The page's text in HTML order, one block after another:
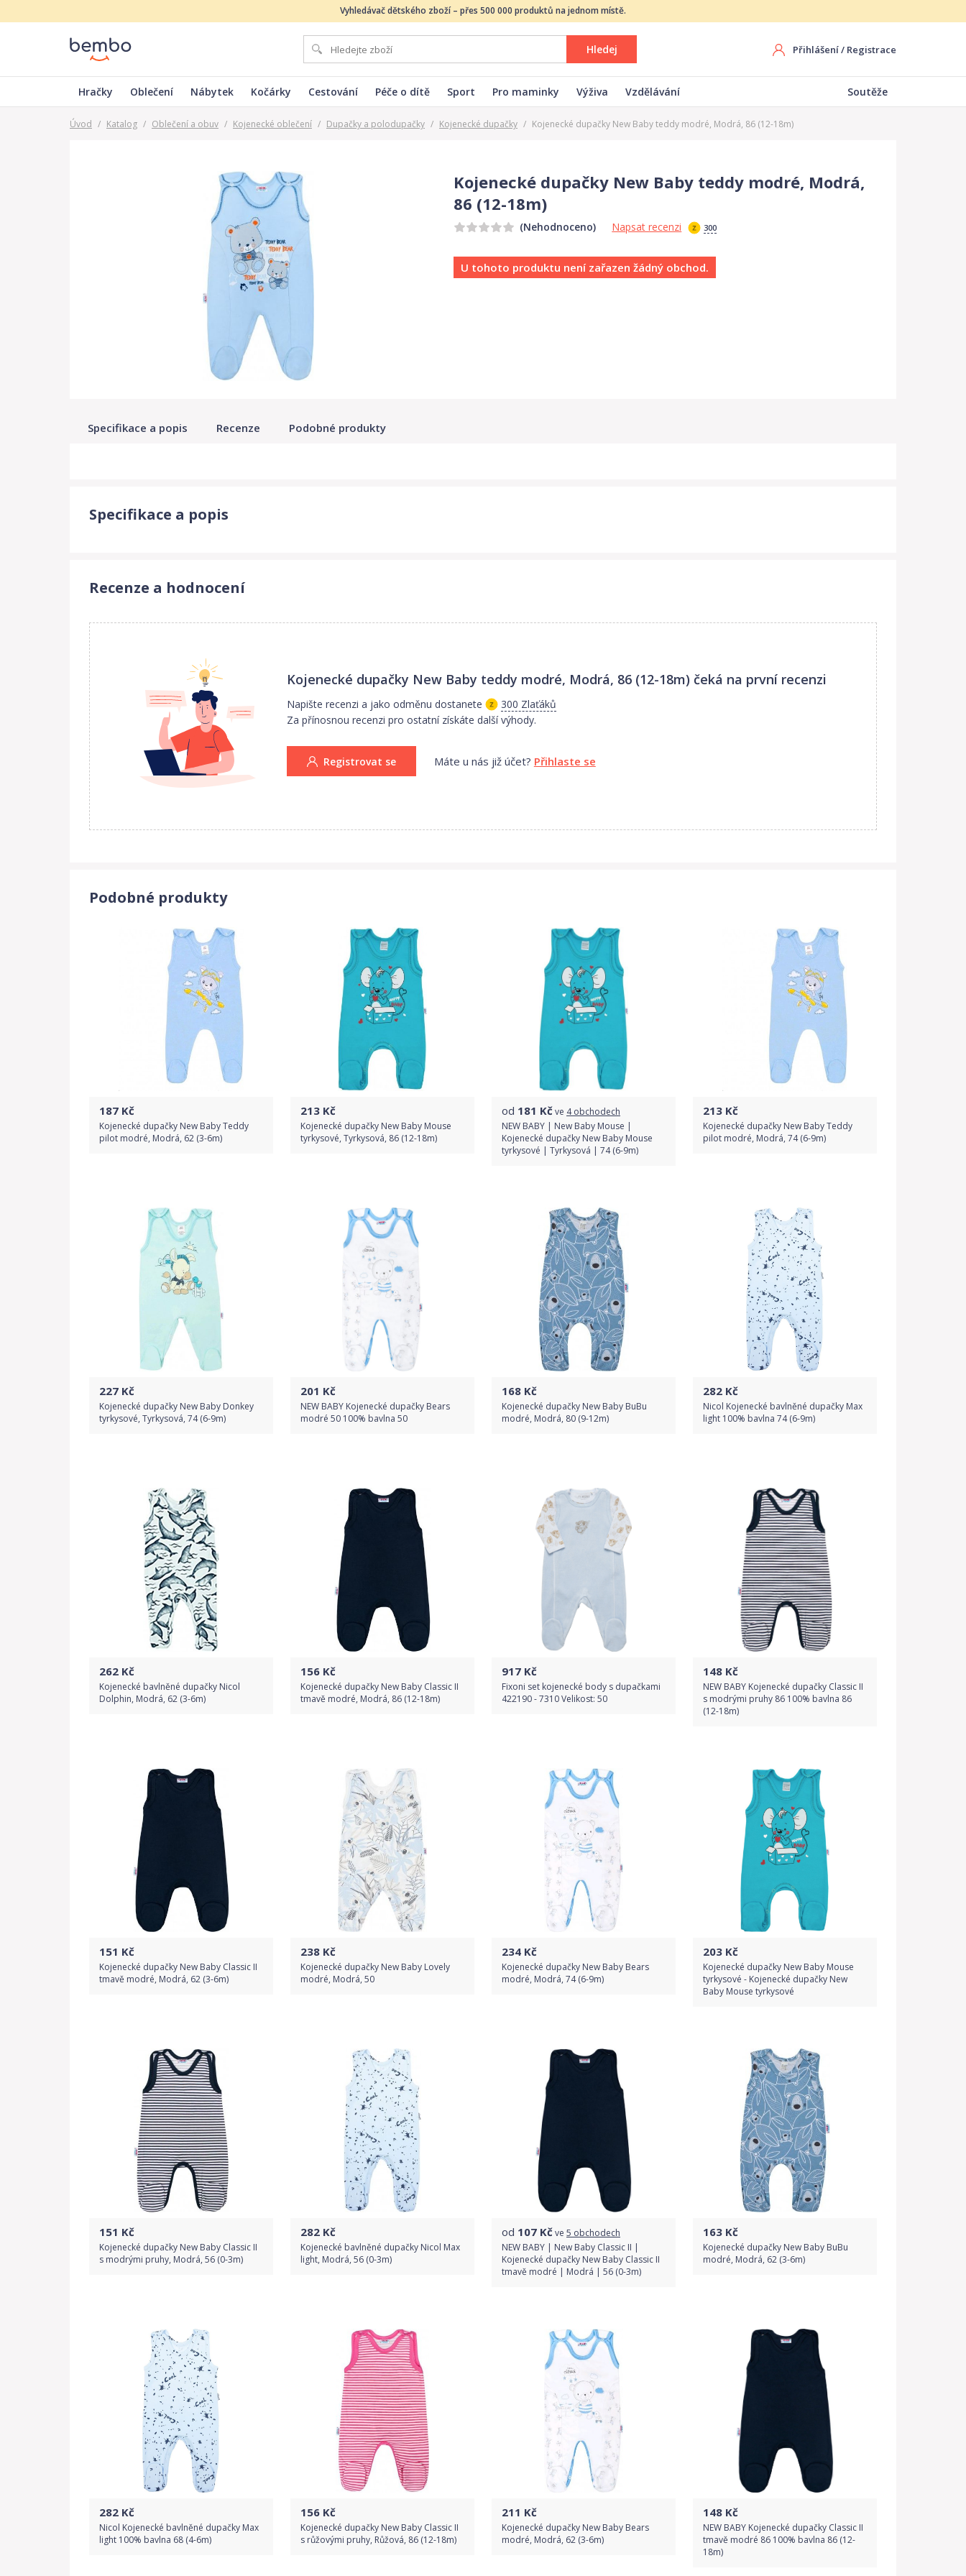
Vyhledávač dětského zboží – přes 500 000 produktů na jednom místě.
Hledej Přihlášení/ Registrace
Hračky Oblečení Nábytek Kočárky Cestování Péče o dítě Sport Pro maminky Výživa Vzdělávání Soutěže
Úvod / Katalog / Oblečení a obuv / Kojenecké oblečení / Dupačky a polodupačky / Kojenecké dupačky / Kojenecké dupačky New Baby teddy modré, Modrá, 86 (12-18m)
Kojenecké dupačky New Baby teddy modré, Modrá,
86 (12-18m)
(Nehodnoceno) Napsat recenzi 300
U tohoto produktu není zařazen žádný obchod.
Specifikace a popis Recenze Podobné produkty
Specifikace a popis
Recenze a hodnocení
Kojenecké dupačky New Baby teddy modré, Modrá, 86 (12-18m) čeká na první recenzi
Napište recenzi a jako odměnu dostanete
300 Zlaťáků
Za přínosnou recenzi pro ostatní získáte další výhody.
Registrovat se Máte u nás již účet? Přihlaste se
Podobné produkty
187 Kč
Kojenecké dupačky New Baby Teddy
pilot modré, Modrá, 62 (3-6m)
Detail produktu
213 Kč
Kojenecké dupačky New Baby Mouse
tyrkysové, Tyrkysová, 86 (12-18m)
Detail produktu
od 181 Kčve 4 obchodech
NEW BABY | New Baby Mouse |
Kojenecké dupačky New Baby Mouse
tyrkysové | Tyrkysová | 74 (6-9m)
213 Kč
Kojenecké dupačky New Baby Teddy
pilot modré, Modrá, 74 (6-9m)
Detail produktu
227 Kč
Kojenecké dupačky New Baby Donkey
tyrkysové, Tyrkysová, 74 (6-9m)
Detail produktu
201 Kč
NEW BABY Kojenecké dupačky Bears
modré 50 100% bavlna 50
Detail produktu
168 Kč
Kojenecké dupačky New Baby BuBu
modré, Modrá, 80 (9-12m)
Detail produktu
282 Kč
Nicol Kojenecké bavlněné dupačky Max
light 100% bavlna 74 (6-9m)
Detail produktu
262 Kč
Kojenecké bavlněné dupačky Nicol
Dolphin, Modrá, 62 (3-6m)
Detail produktu
156 Kč
Kojenecké dupačky New Baby Classic II
tmavě modré, Modrá, 86 (12-18m)
Detail produktu
917 Kč
Fixoni set kojenecké body s dupačkami
422190 - 7310 Velikost: 50
Detail produktu
148 Kč
NEW BABY Kojenecké dupačky Classic II
s modrými pruhy 86 100% bavlna 86
(12-18m)
Detail produktu
151 Kč
Kojenecké dupačky New Baby Classic II
tmavě modré, Modrá, 62 (3-6m)
Detail produktu
238 Kč
Kojenecké dupačky New Baby Lovely
modré, Modrá, 50
Detail produktu
234 Kč
Kojenecké dupačky New Baby Bears
modré, Modrá, 74 (6-9m)
Detail produktu
203 Kč
Kojenecké dupačky New Baby Mouse
tyrkysové - Kojenecké dupačky New
Baby Mouse tyrkysové
Detail produktu
151 Kč
Kojenecké dupačky New Baby Classic II
s modrými pruhy, Modrá, 56 (0-3m)
Detail produktu
282 Kč
Kojenecké bavlněné dupačky Nicol Max
light, Modrá, 56 (0-3m)
Detail produktu
od 107 Kčve 5 obchodech
NEW BABY | New Baby Classic II |
Kojenecké dupačky New Baby Classic II
tmavě modré | Modrá | 56 (0-3m)
163 Kč
Kojenecké dupačky New Baby BuBu
modré, Modrá, 62 (3-6m)
Detail produktu
282 Kč
Nicol Kojenecké bavlněné dupačky Max
light 100% bavlna 68 (4-6m)
156 Kč
Kojenecké dupačky New Baby Classic II
s růžovými pruhy, Růžová, 86 (12-18m)
211 Kč
Kojenecké dupačky New Baby Bears
modré, Modrá, 62 (3-6m)
148 Kč
NEW BABY Kojenecké dupačky Classic II
tmavě modré 86 100% bavlna 86 (12-
18m)